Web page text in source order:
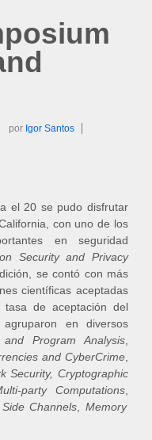
por Igor Santos
el 20 se pudo disfrutar
con uno de los
en seguridad
Security and Privacy
se contó con más
científicas aceptadas
de aceptación del
en diversos
and Program Analysis
and CyberCrime
Security, Cryptographic
party Computations
Side Channels
Memory